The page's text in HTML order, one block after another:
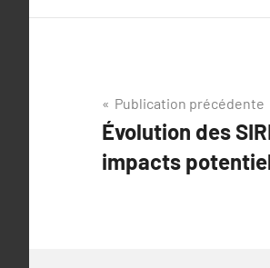
Navigation
de
l’article
Publication précédente
Évolution des
impacts